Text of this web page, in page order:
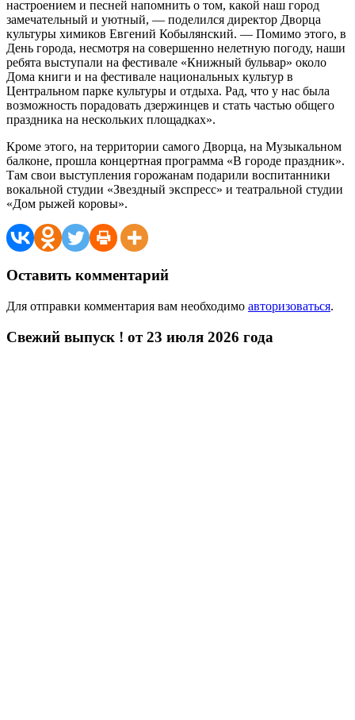
настроением и песней напомнить о том, какой наш город
замечательный и уютный, — поделился директор Дворца
культуры химиков Евгений Кобылянский. — Помимо этого, в
День города, несмотря на совершенно нелетную погоду, наши
ребята выступали на фестивале «Книжный бульвар» около
Дома книги и на фестивале национальных культур в
Центральном парке культуры и отдыха. Рад, что у нас была
возможность порадовать дзержинцев и стать частью общего
праздника на нескольких площадках».
Кроме этого, на территории самого Дворца, на Музыкальном
балконе, прошла концертная программа «В городе праздник».
Там свои выступления горожанам подарили воспитанники
вокальной студии «Звездный экспресс» и театральной студии
«Дом рыжей коровы».
Оставить комментарий
Для отправки комментария вам необходимо авторизоваться.
Свежий выпуск ! от 23 июля 2026 года